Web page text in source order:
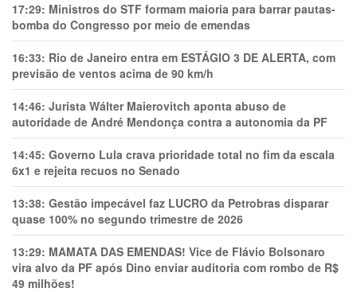
17:29: Ministros do STF formam maioria para barrar pautas-
bomba do Congresso por meio de emendas
16:33: Rio de Janeiro entra em ESTÁGIO 3 DE ALERTA, com
previsão de ventos acima de 90 km/h
14:46: Jurista Wálter Maierovitch aponta abuso de
autoridade de André Mendonça contra a autonomia da PF
14:45: Governo Lula crava prioridade total no fim da escala
6x1 e rejeita recuos no Senado
13:38: Gestão impecável faz LUCRO da Petrobras disparar
quase 100% no segundo trimestre de 2026
13:29: MAMATA DAS EMENDAS! Vice de Flávio Bolsonaro
vira alvo da PF após Dino enviar auditoria com rombo de R$
49 milhões!